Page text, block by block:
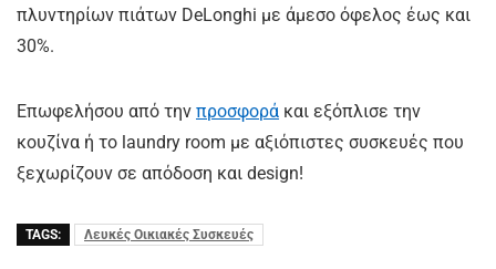
πλυντηρίων πιάτων DeLonghi με άμεσο όφελος έως και
30%.
Επωφελήσου από την προσφορά και εξόπλισε την
κουζίνα ή το laundry room με αξιόπιστες συσκευές που
ξεχωρίζουν σε απόδοση και design!
TAGS: Λευκές Οικιακές Συσκευές